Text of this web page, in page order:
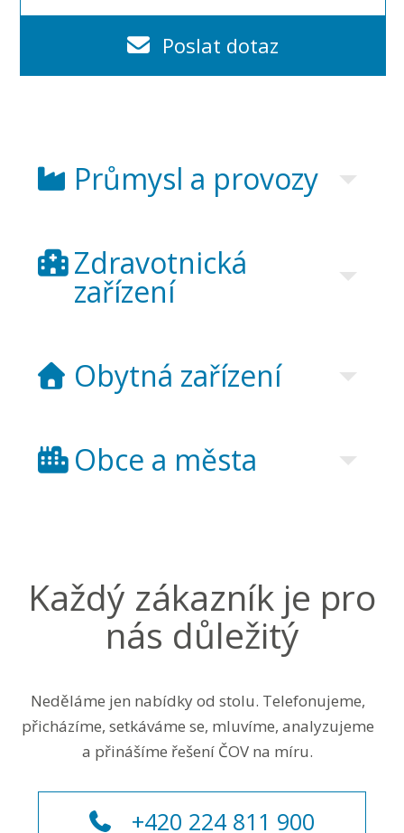
Poslat dotaz
Průmysl a provozy
Zdravotnická
zařízení
Obytná zařízení
Obce a města
Každý zákazník je pro
nás důležitý
Neděláme jen nabídky od stolu. Telefonujeme,
přicházíme, setkáváme se, mluvíme, analyzujeme
a přinášíme řešení ČOV na míru.
+420 224 811 900